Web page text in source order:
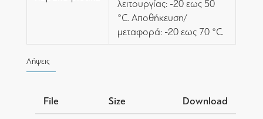
λειτουργίας: -20 εως 50
°C. Αποθήκευση/
μεταφορά: -20 εως 70 °C.
Λήψεις
File Size Download